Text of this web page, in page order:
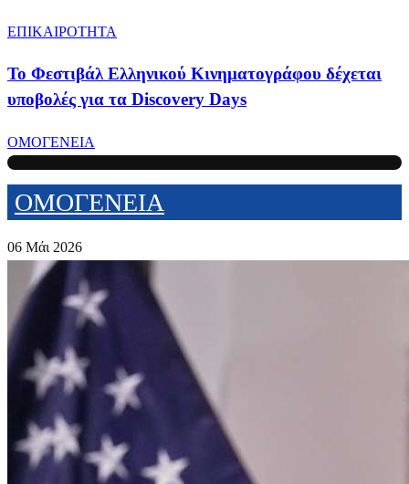
ΕΠΙΚΑΙΡΟΤΗΤΑ
Το Φεστιβάλ Ελληνικού Κινηματογράφου δέχεται
υποβολές για τα Discovery Days
ΟΜΟΓΕΝΕΙΑ
ΟΜΟΓΕΝΕΙΑ
06 Μάι 2026